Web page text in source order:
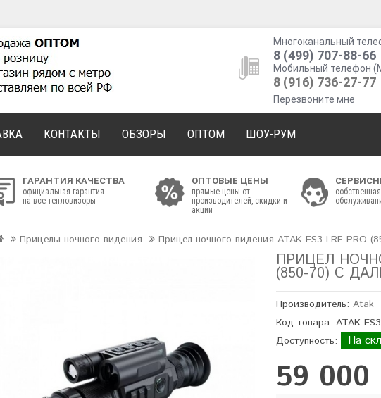
Многоканальный
8 (499) 707-88-66
Мобильный телефон
8 (916) 736-27-77
Перезвоните мне
КОНТАКТЫ ОБЗОРЫ ОПТОМ ШОУ-РУМ
ГАРАНТИЯ КАЧЕСТВА
официальная гарантия
на все тепловизоры
ОПТОВЫЕ ЦЕНЫ
прямые цены от
производителей, скидки и
акции
Прицелы ночного видения Прицел ночного видения ATAK ES3-LRF PRO
ПРИЦЕЛ
(850-70) С
Производитель:Atak
Код товара: ATAK
Доступность:
На
59 000